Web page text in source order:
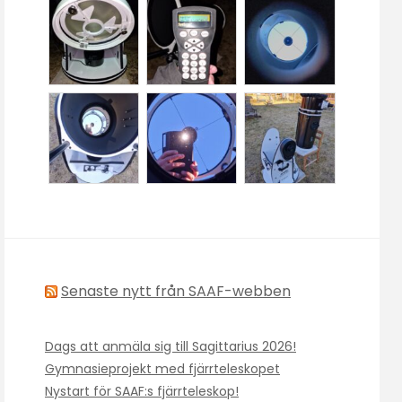
Senaste nytt från SAAF-webben
Dags att anmäla sig till Sagittarius 2026!
Gymnasieprojekt med fjärrteleskopet
Nystart för SAAF:s fjärrteleskop!